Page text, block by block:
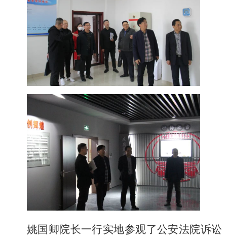
姚国卿院长一行实地参观了公安法院诉讼